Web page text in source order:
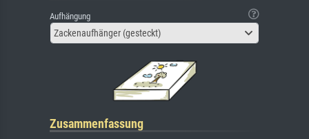
Aufhängung
Zackenaufhänger (gesteckt)
Zusammenfassung